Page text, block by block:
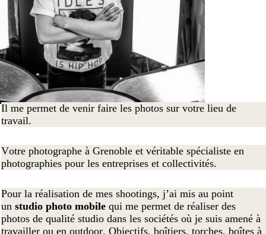
Il me permet de venir faire les photos sur votre lieu de
travail.
Votre photographe à Grenoble et véritable spécialiste en
photographies pour les entreprises et collectivités.
Pour la réalisation de mes shootings, j’ai mis au point
un studio photo mobile qui me permet de réaliser des
photos de qualité studio dans les sociétés où je suis amené à
travailler ou en outdoor. Objectifs, boîtiers, torches, boîtes à